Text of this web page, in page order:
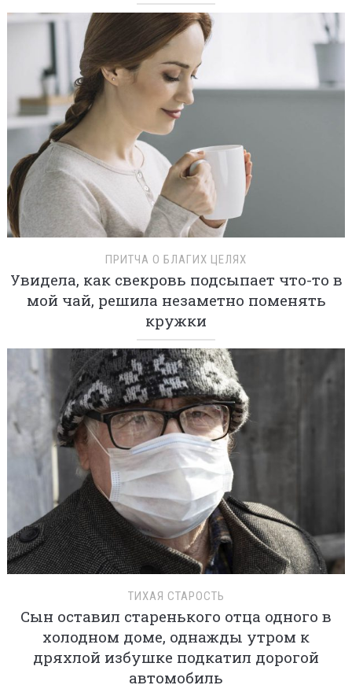
ПРИТЧА О БЛАГИХ ЦЕЛЯХ
Увидела, как свекровь подсыпает что-то в
мой чай, решила незаметно поменять
кружки
ТИХАЯ СТАРОСТЬ
Сын оставил старенького отца одного в
холодном доме, однажды утром к
дряхлой избушке подкатил дорогой
автомобиль